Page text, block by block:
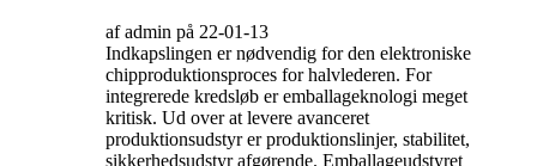
af admin på 22-01-13
Indkapslingen er nødvendig for den elektroniske
chipproduktionsproces for halvlederen. For
integrerede kredsløb er emballageknologi meget
kritisk. Ud over at levere avanceret
produktionsudstyr er produktionslinjer, stabilitet,
sikkerhedsudstyr afgørende. Emballageudstyret